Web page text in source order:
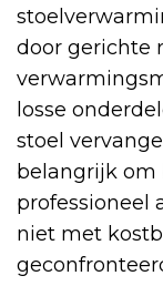
door gerichte
losse
stoel
belangrijk om
professioneel
niet met